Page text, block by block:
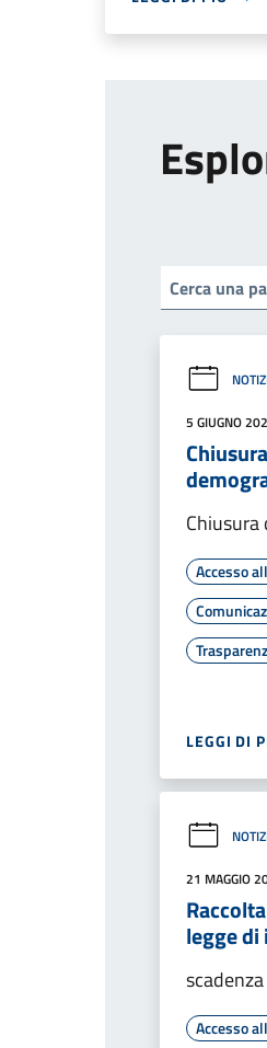
5 GIUGNO
Chiusura
Accesso
LEGGI DI
21 MAGGIO
legge
Accesso